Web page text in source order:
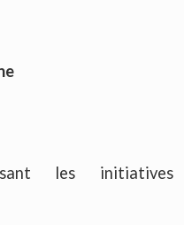
les initiatives